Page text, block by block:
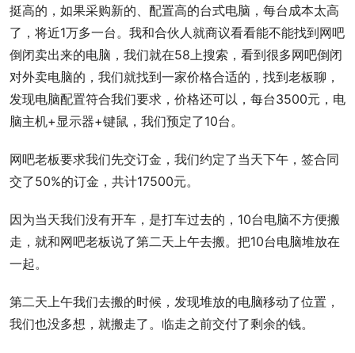
挺高的，如果采购新的、配置高的台式电脑，每台成本太高
了，将近1万多一台。我和合伙人就商议看看能不能找到网吧
倒闭卖出来的电脑，我们就在58上搜索，看到很多网吧倒闭
对外卖电脑的，我们就找到一家价格合适的，找到老板聊，
发现电脑配置符合我们要求，价格还可以，每台3500元，电
脑主机+显示器+键鼠，我们预定了10台。
网吧老板要求我们先交订金，我们约定了当天下午，签合同
交了50%的订金，共计17500元。
因为当天我们没有开车，是打车过去的，10台电脑不方便搬
走，就和网吧老板说了第二天上午去搬。把10台电脑堆放在
一起。
第二天上午我们去搬的时候，发现堆放的电脑移动了位置，
我们也没多想，就搬走了。临走之前交付了剩余的钱。